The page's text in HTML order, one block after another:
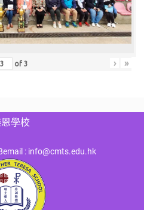
of3 › »
學校
email : info@cmts.edu.hk